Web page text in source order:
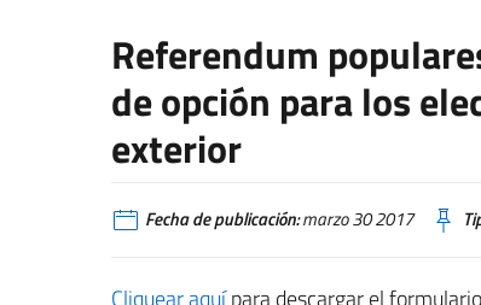
Referendum
de opción para los
exterior
Fecha de publicación:marzo 30 2017
Cliquear aquípara descargar el